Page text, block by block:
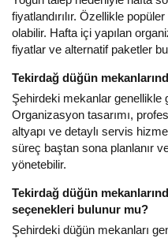
fiyatlandırılır. Özellikle
olabilir. Hafta içi yapılan
fiyatlar ve alternatif paketler
Tekirdağ düğün
Şehirdeki mekanlar genellikle
Organizasyon tasarımı,
altyapı ve detaylı servis
süreç baştan sona planlanır
yönetebilir.
Tekirdağ düğün
seçenekleri bulunur mu?
Şehirdeki düğün mekanları